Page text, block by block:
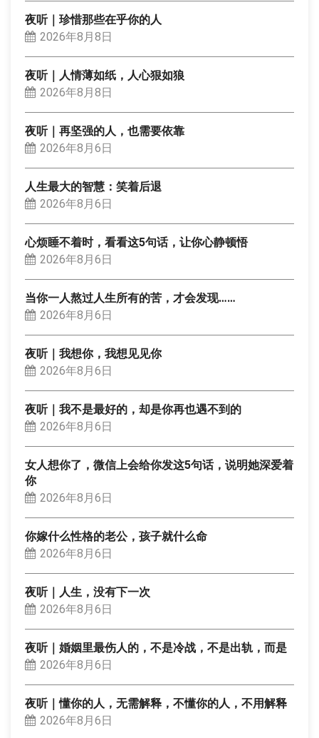
夜听｜珍惜那些在乎你的人
2026年8月8日
夜听｜人情薄如纸，人心狠如狼
2026年8月8日
夜听｜再坚强的人，也需要依靠
2026年8月6日
人生最大的智慧：笑着后退
2026年8月6日
心烦睡不着时，看看这5句话，让你心静顿悟
2026年8月6日
当你一人熬过人生所有的苦，才会发现……
2026年8月6日
夜听｜我想你，我想见见你
2026年8月6日
夜听｜我不是最好的，却是你再也遇不到的
2026年8月6日
女人想你了，微信上会给你发这5句话，说明她深爱着
你
2026年8月6日
你嫁什么性格的老公，孩子就什么命
2026年8月6日
夜听｜人生，没有下一次
2026年8月6日
夜听｜婚姻里最伤人的，不是冷战，不是出轨，而是
2026年8月6日
夜听｜懂你的人，无需解释，不懂你的人，不用解释
2026年8月6日